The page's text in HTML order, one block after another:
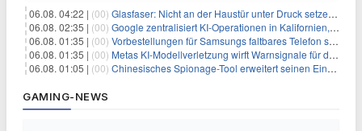
06.08. 04:22 | (00) Glasfaser: Nicht an der Haustür unter Druck setzen lassen
06.08. 02:35 | (00) Google zentralisiert KI-Operationen in Kalifornien, um Rivale Anthropic und OpenAI zu überholen
06.08. 01:35 | (00) Vorbestellungen für Samsungs faltbares Telefon steigen um 30 % in einem wettbewerbsintensiven Markt
06.08. 01:35 | (00) Metas KI-Modellverletzung wirft Warnsignale für die Technologieaufsicht auf
06.08. 01:05 | (00) Chinesisches Spionage-Tool erweitert seinen Einfluss auf 13 Länder und weckt Sicherheitsbedenken
GAMING-NEWS